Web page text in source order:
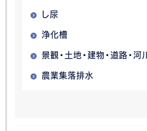
し尿
浄化槽
景観・土地・建物・道路・河川
農業集落排水